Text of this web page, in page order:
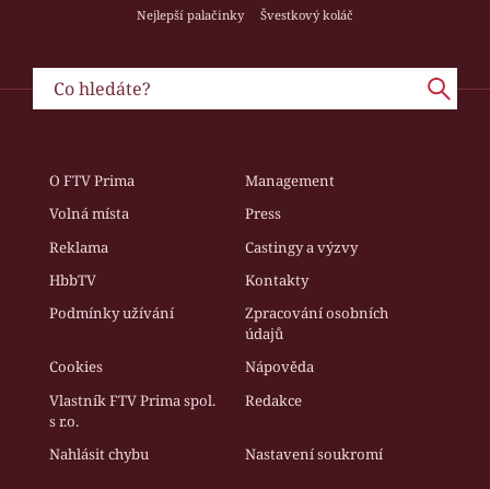
Nejlepší palačinky
Švestkový koláč
O FTV Prima
Management
Volná místa
Press
Reklama
Castingy a výzvy
HbbTV
Kontakty
Podmínky užívání
Zpracování osobních
údajů
Cookies
Nápověda
Vlastník FTV Prima spol.
s r.o.
Redakce
Nahlásit chybu Nastavení soukromí